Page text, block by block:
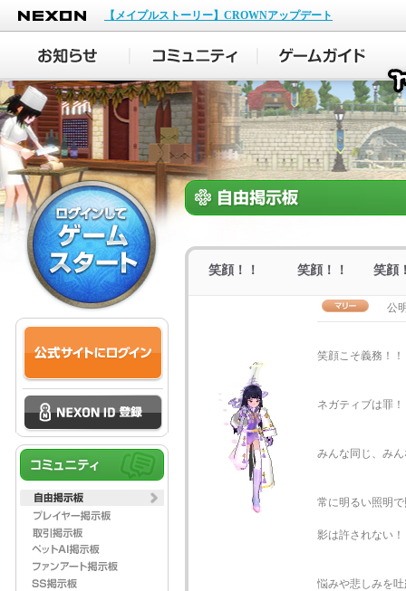
NEXON
【メイプルストーリー】CROWNアップデート
笑顔！！ 笑顔！！ 笑顔
公
笑顔こそ義務！
ネガティブは罪
みんな同じ、み
常に明るい照明
影は許されない
悩みや悲しみを